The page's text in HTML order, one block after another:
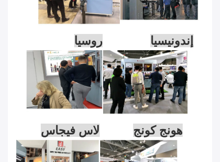
إندونيسيا روسيا
هونج كونج لاس فيجاس